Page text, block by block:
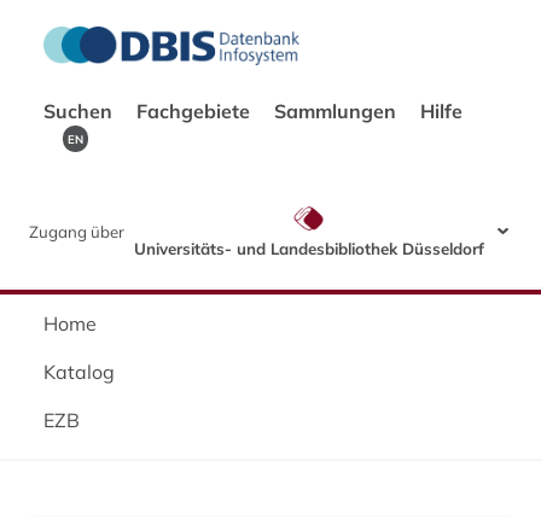
Suchen Fachgebiete Sammlungen Hilfe
EN
Zugang über
Universitäts- und Landesbibliothek Düsseldorf
Home
Katalog
EZB